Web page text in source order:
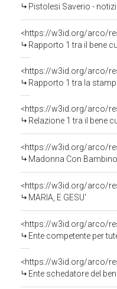
Pistolesi Saverio -
<https://w3id.org/arco/
Rapporto 1 tra il bene
<https://w3id.org/arco/
Rapporto 1 tra la
<https://w3id.org/arco/
Relazione 1 tra il bene
<https://w3id.org/arco/
Madonna Con
<https://w3id.org/arco/
MARIA, E GESU'
<https://w3id.org/arco/
Ente competente per
<https://w3id.org/arco/
Ente schedatore del